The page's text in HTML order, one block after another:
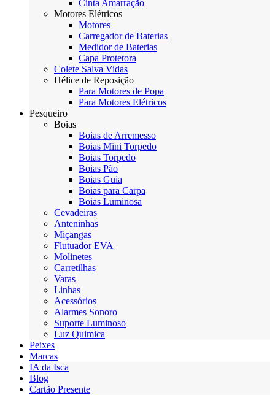
Cinta Amarração
Motores Elétricos
Motores
Carregador de Baterias
Medidor de Baterias
Capa Protetora
Colete Salva Vidas
Hélice de Reposição
Para Motores de Popa
Para Motores Elétricos
Pesqueiro
Boias
Boias de Arremesso
Boias Mini Torpedo
Boias Torpedo
Boias Pão
Boias Guia
Boias para Carpa
Boias Luminosa
Cevadeiras
Anteninhas
Miçangas
Flutuador EVA
Molinetes
Carretilhas
Varas
Linhas
Acessórios
Alarmes Sonoro
Suporte Luminoso
Luz Quimica
Peixes
Marcas
IA da Isca
Blog
Cartão Presente